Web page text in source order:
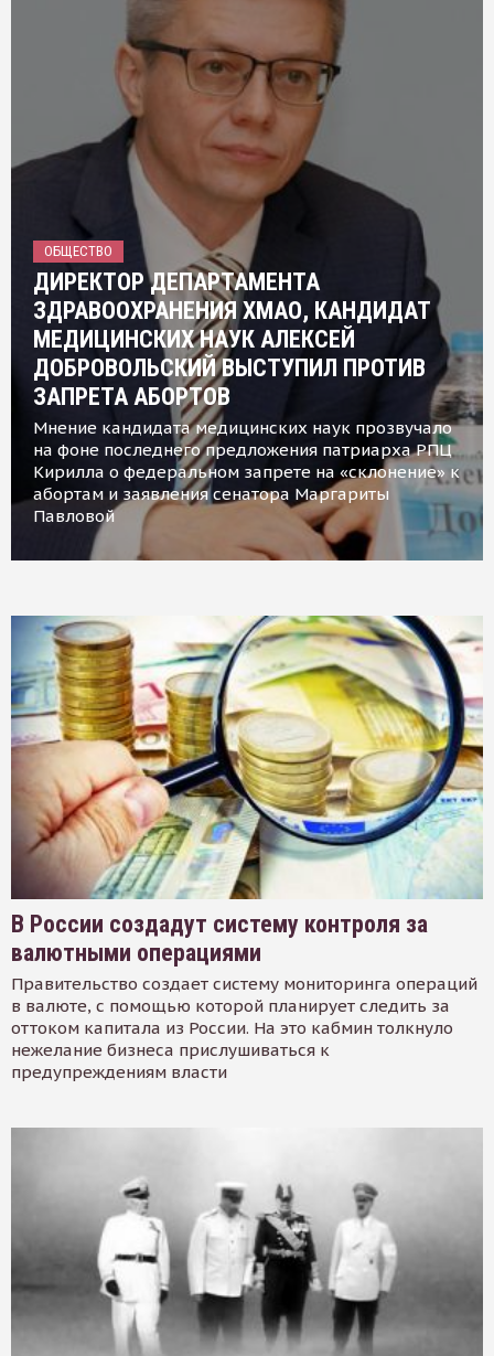
ОБЩЕСТВО
ДИРЕКТОР ДЕПАРТАМЕНТА
ЗДРАВООХРАНЕНИЯ ХМАО, КАНДИДАТ
МЕДИЦИНСКИХ НАУК АЛЕКСЕЙ
ДОБРОВОЛЬСКИЙ ВЫСТУПИЛ ПРОТИВ
ЗАПРЕТА АБОРТОВ
Мнение кандидата медицинских наук прозвучало
на фоне последнего предложения патриарха РПЦ
Кирилла о федеральном запрете на «склонение» к
абортам и заявления сенатора Маргариты
Павловой
В России создадут систему контроля за
валютными операциями
Правительство создает систему мониторинга операций
в валюте, с помощью которой планирует следить за
оттоком капитала из России. На это кабмин толкнуло
нежелание бизнеса прислушиваться к
предупреждениям власти